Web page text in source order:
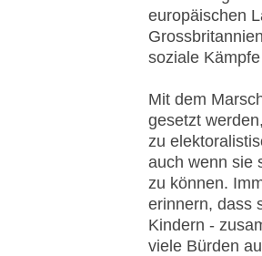
europäischen
soziale
Mit dem
gesetzt
zu
auch wenn sie
zu können.
erinnern, dass
Kindern -
viele Bürden